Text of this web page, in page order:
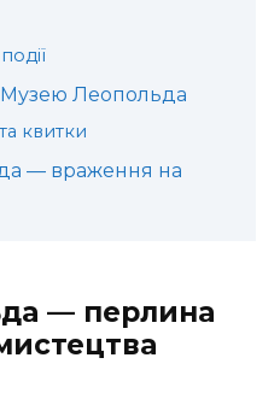
Музею Леопольда
квитки
— враження на
— перлина